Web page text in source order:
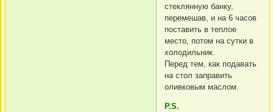
стеклянную банку,
перемешав, и на 6 часов
поставить в теплое
место, потом на сутки в
холодильник.
Перед тем, как подавать
на стол заправить
оливковым маслом.
P.S.